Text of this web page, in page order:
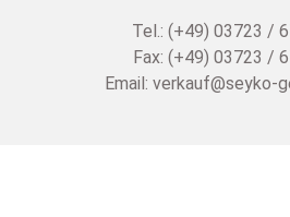
Tel.: (+49) 03723 /
Fax: (+49) 03723 /
Email: verkauf@seyko-